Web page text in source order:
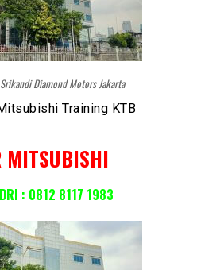
Diamond Motors Jakarta
MITSUBISHI
: 0812 8117 1983